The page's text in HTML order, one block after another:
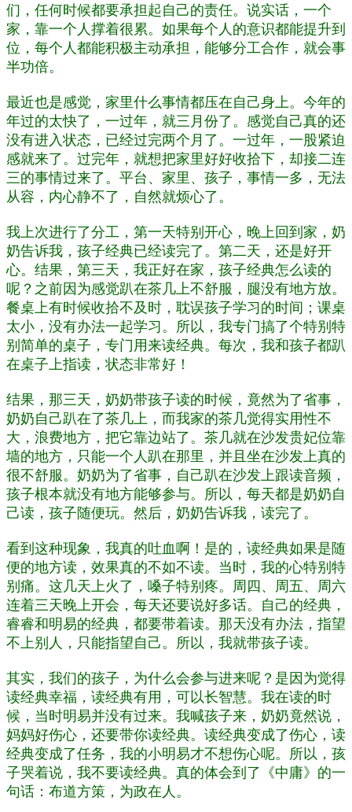
们，任何时候都要承担起自己的责任。说实话，一个
家，靠一个人撑着很累。如果每个人的意识都能提升到
位，每个人都能积极主动承担，能够分工合作，就会事
半功倍。
最近也是感觉，家里什么事情都压在自己身上。今年的
年过的太快了，一过年，就三月份了。感觉自己真的还
没有进入状态，已经过完两个月了。一过年，一股紧迫
感就来了。过完年，就想把家里好好收拾下，却接二连
三的事情过来了。平台、家里、孩子，事情一多，无法
从容，内心静不了，自然就烦心了。
我上次进行了分工，第一天特别开心，晚上回到家，奶
奶告诉我，孩子经典已经读完了。第二天，还是好开
心。结果，第三天，我正好在家，孩子经典怎么读的
呢？之前因为感觉趴在茶几上不舒服，腿没有地方放。
餐桌上有时候收拾不及时，耽误孩子学习的时间；课桌
太小，没有办法一起学习。所以，我专门搞了个特别特
别简单的桌子，专门用来读经典。每次，我和孩子都趴
在桌子上指读，状态非常好！
结果，那三天，奶奶带孩子读的时候，竟然为了省事，
奶奶自己趴在了茶几上，而我家的茶几觉得实用性不
大，浪费地方，把它靠边站了。茶几就在沙发贵妃位靠
墙的地方，只能一个人趴在那里，并且坐在沙发上真的
很不舒服。奶奶为了省事，自己趴在沙发上跟读音频，
孩子根本就没有地方能够参与。所以，每天都是奶奶自
己读，孩子随便玩。然后，奶奶告诉我，读完了。
看到这种现象，我真的吐血啊！是的，读经典如果是随
便的地方读，效果真的不如不读。当时，我的心特别特
别痛。这几天上火了，嗓子特别疼。周四、周五、周六
连着三天晚上开会，每天还要说好多话。自己的经典，
睿睿和明易的经典，都要带着读。那天没有办法，指望
不上别人，只能指望自己。所以，我就带孩子读。
其实，我们的孩子，为什么会参与进来呢？是因为觉得
读经典幸福，读经典有用，可以长智慧。我在读的时
候，当时明易并没有过来。我喊孩子来，奶奶竟然说，
妈妈好伤心，还要带你读经典。读经典变成了伤心，读
经典变成了任务，我的小明易才不想伤心呢。所以，孩
子哭着说，我不要读经典。真的体会到了《中庸》的一
句话：布道方策，为政在人。